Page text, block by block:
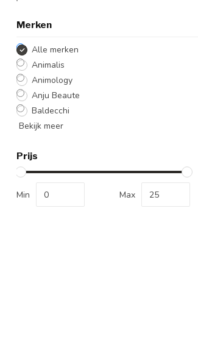
Merken
Alle merken
Animalis
Animology
Anju Beaute
Baldecchi
Bekijk meer
Prijs
Min Max